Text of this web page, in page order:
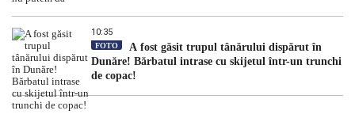
10:35
FOTO
A fost găsit trupul tânărului dispărut în
Dunăre! Bărbatul intrase cu skijetul într-un trunchi
de copac!